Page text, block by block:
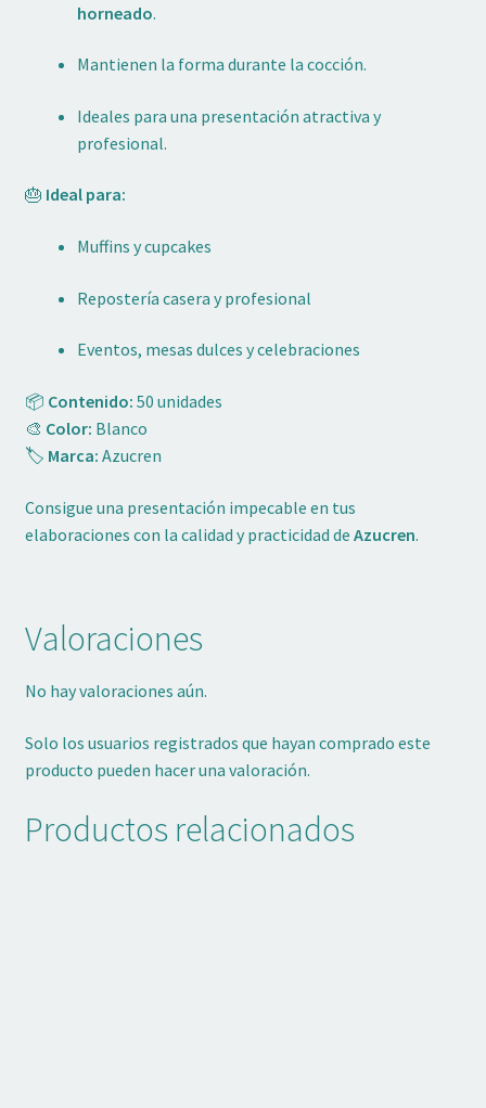
horneado.
Mantienen la forma durante la cocción.
Ideales para una presentación atractiva y
profesional.
🎂 Ideal para:
Muffins y cupcakes
Repostería casera y profesional
Eventos, mesas dulces y celebraciones
📦 Contenido: 50 unidades
🎨 Color: Blanco
🏷️ Marca: Azucren
Consigue una presentación impecable en tus
elaboraciones con la calidad y practicidad de Azucren.
Valoraciones
No hay valoraciones aún.
Solo los usuarios registrados que hayan comprado este
producto pueden hacer una valoración.
Productos relacionados